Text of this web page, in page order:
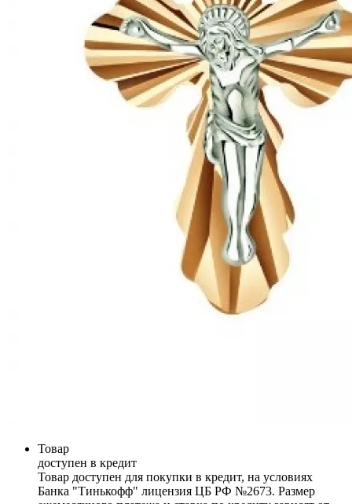
Товар
доступен в кредит
Товар доступен для покупки в кредит, на условиях
Банка "Тинькофф" лицензия ЦБ РФ №2673. Размер